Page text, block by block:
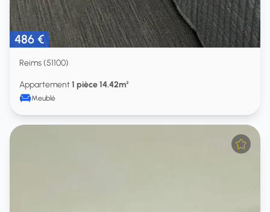
486 €
Reims (51100)
Appartement1 pièce 14.42m²
Meublé